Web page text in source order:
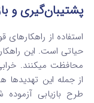
پشتیبان‌گیری و
استفاده از
حیاتی است. این
محافظت میکنند.
از جمله این
طرح بازیابی